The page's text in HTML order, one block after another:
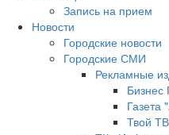
Запись на прием
Новости
Городские новости
Городские СМИ
Рекламные
Твой